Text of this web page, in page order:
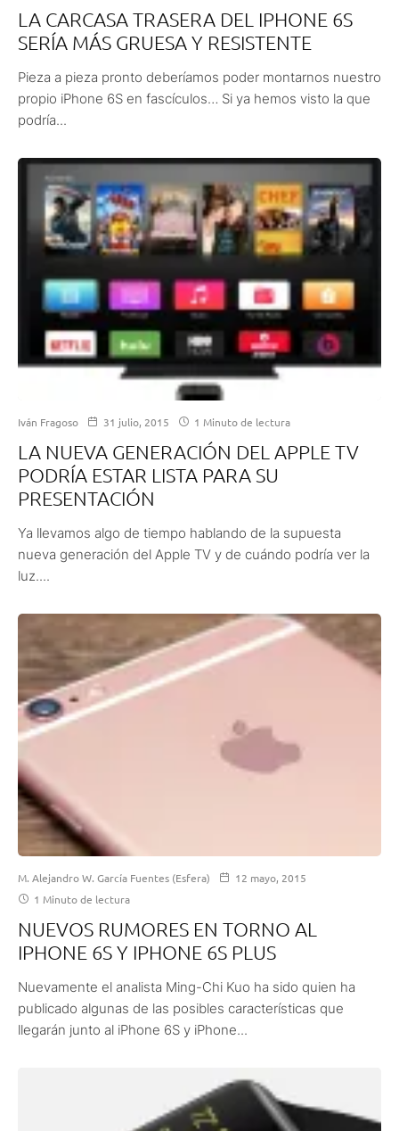
LA CARCASA TRASERA DEL IPHONE 6S
SERÍA MÁS GRUESA Y RESISTENTE
Pieza a pieza pronto deberíamos poder montarnos nuestro
propio iPhone 6S en fascículos… Si ya hemos visto la que
podría...
Iván Fragoso 31 julio, 2015 1 Minuto de lectura
LA NUEVA GENERACIÓN DEL APPLE TV
PODRÍA ESTAR LISTA PARA SU
PRESENTACIÓN
Ya llevamos algo de tiempo hablando de la supuesta
nueva generación del Apple TV y de cuándo podría ver la
luz....
M. Alejandro W. García Fuentes (Esfera)
12 mayo, 2015
1 Minuto de lectura
NUEVOS RUMORES EN TORNO AL
IPHONE 6S Y IPHONE 6S PLUS
Nuevamente el analista Ming-Chi Kuo ha sido quien ha
publicado algunas de las posibles características que
llegarán junto al iPhone 6S y iPhone...